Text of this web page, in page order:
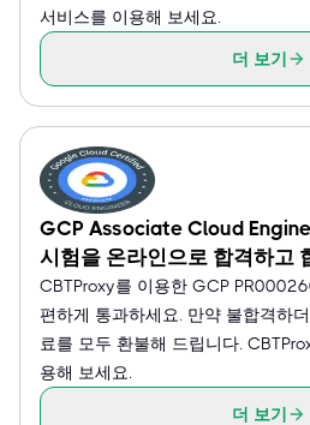
서비스를 이용해 보세요.
더 보기
GCP Associate Cloud
시험을 온라인으로 합격하고
CBTProxy를 이용한 GCP
편하게 통과하세요. 만약 불합격하
료를 모두 환불해 드립니다.
용해 보세요.
더 보기